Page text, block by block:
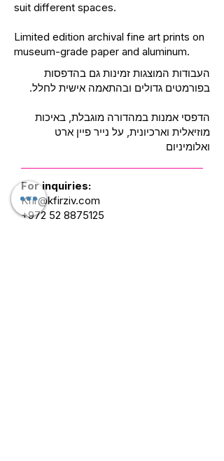
suit different spaces.
Limited edition archival fine art prints on
museum-grade paper and aluminum.
העבודות המוצגות זמינות גם בהדפסות
בפורמטים גדולים ובהתאמה אישית לחלל.
הדפסי אמנות במהדורה מוגבלת, באיכות
מוזיאלית וארכיונית, על נייר פיין ארט
ואלומיניום
For inquiries:
Kfir@kfirziv.com
+972 52 8875125